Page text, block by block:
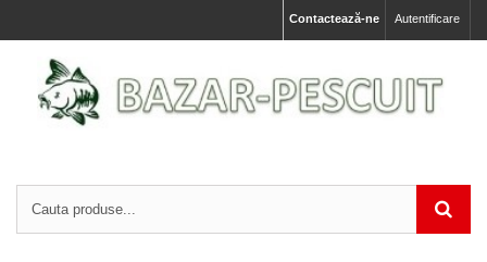
Autentificare
Contactează-ne